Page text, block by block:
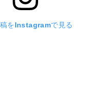
をInstagramで見る